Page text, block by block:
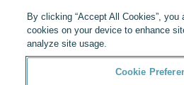
Teilen:
By clicking “Accept All Cookies”, you
cookies on your device to enhance
analyze site usage.
Cookie